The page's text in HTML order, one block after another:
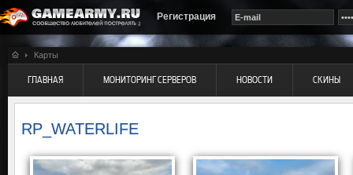
Регистрация
Карты
ГЛАВНАЯ МОНИТОРИНГ СЕРВЕРОВ НОВОСТИ СКИНЫ
RP_WATERLIFE